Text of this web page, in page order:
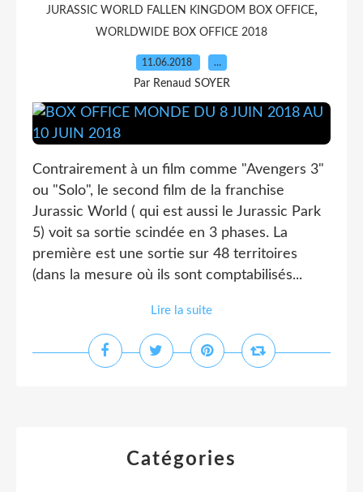
JURASSIC WORLD FALLEN KINGDOM BOX OFFICE,
WORLDWIDE BOX OFFICE 2018
11.06.2018 …
Par Renaud SOYER
Contrairement à un film comme "Avengers 3"
ou "Solo", le second film de la franchise
Jurassic World ( qui est aussi le Jurassic Park
5) voit sa sortie scindée en 3 phases. La
première est une sortie sur 48 territoires
(dans la mesure où ils sont comptabilisés...
Lire la suite
Catégories